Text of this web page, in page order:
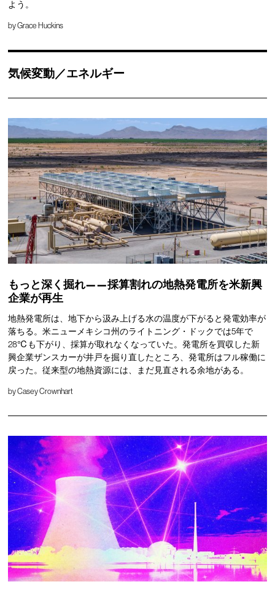
よう。
byGrace Huckins
気候変動／エネルギー
もっと深く掘れ——採算割れの地熱発電所を米新興
企業が再生
地熱発電所は、地下から汲み上げる水の温度が下がると発電効率が
落ちる。米ニューメキシコ州のライトニング・ドックでは5年で
28℃も下がり、採算が取れなくなっていた。発電所を買収した新
興企業ザンスカーが井戸を掘り直したところ、発電所はフル稼働に
戻った。従来型の地熱資源には、まだ見直される余地がある。
byCasey Crownhart